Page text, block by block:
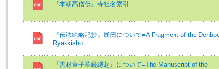
『本朝高僧伝』寺社名索引
『伝法絵略記抄』断簡について=A Fragment of the
Ryakkisho
『善財童子華厳縁起』について=The Manuscript of the